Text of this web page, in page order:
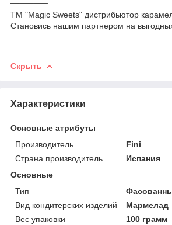
ТМ "Magic Sweets" дистрибьютор
Становись нашим партнером на
Скрыть
Характеристики
Основные атрибуты
Производитель
Fini
Страна производитель
Испания
Основные
Тип
Вид кондитерских изделий
Мармелад
Вес упаковки
100 грамм